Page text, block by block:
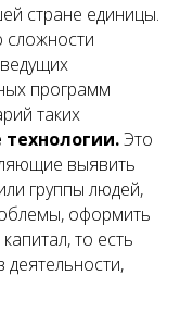
стране единицы.
программ
таких
Это
выявить
группы людей,
оформить
то есть